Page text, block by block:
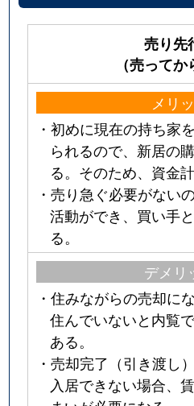
売り先
（売ってか
メリ
・初めに現在の持ち家
られるので、新居の
る。そのため、資金
・売り急ぐ必要がない
活動ができ、買い手
る。
デメリ
・住みながらの売却に
住んでいないと内覧
ある。
・売却完了（引き渡し
入居できない場合、